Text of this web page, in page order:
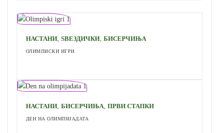
НАСТАНИ, ЅВЕЗДИЧКИ, БИСЕРЧИЊА
ОЛИМПИСКИ ИГРИ
НАСТАНИ, БИСЕРЧИЊА, ПРВИ СТАПКИ
ДЕН НА ОЛИМПИЈАДАТА